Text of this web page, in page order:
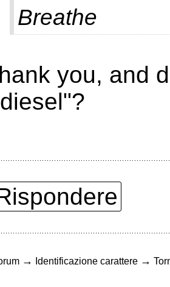
Breathe
you, and
→ Identificazione carattere →